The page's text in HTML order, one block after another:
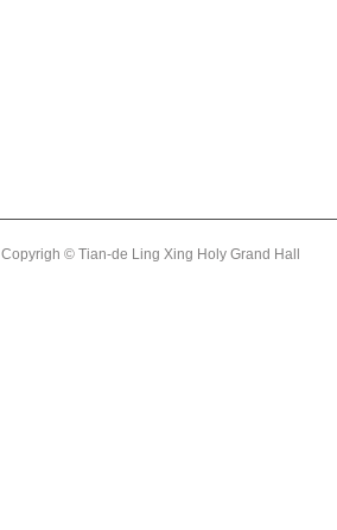
Copyrigh © Tian-de Ling Xing Holy Grand Hall